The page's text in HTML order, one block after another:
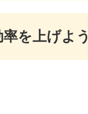
を上げよう